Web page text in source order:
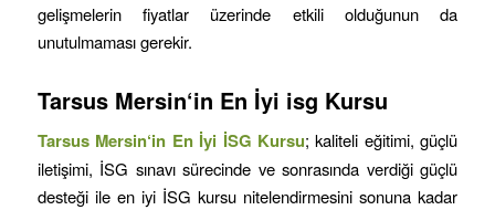
gelişmelerin fiyatlar üzerinde etkili olduğunun da
unutulmaması gerekir.
Tarsus Mersin‘in En İyi isg Kursu
Tarsus Mersin‘in En İyi İSG Kursu; kaliteli eğitimi, güçlü
iletişimi, İSG sınavı sürecinde ve sonrasında verdiği güçlü
desteği ile en iyi İSG kursu nitelendirmesini sonuna kadar